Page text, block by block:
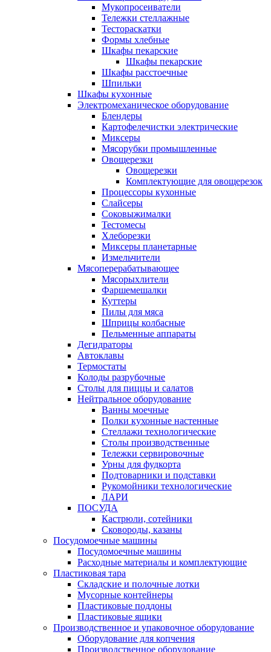
Мукопросеиватели
Тележки стеллажные
Тестораскатки
Формы хлебные
Шкафы пекарские
Шкафы пекарские
Шкафы расстоечные
Шпильки
Шкафы кухонные
Электромеханическое оборудование
Блендеры
Картофелечистки электрические
Миксеры
Мясорубки промышленные
Овощерезки
Овощерезки
Комплектующие для овощерезок
Процессоры кухонные
Слайсеры
Соковыжималки
Тестомесы
Хлеборезки
Миксеры планетарные
Измельчители
Мясоперерабатывающее
Мясорыхлители
Фаршемешалки
Куттеры
Пилы для мяса
Шприцы колбасные
Пельменные аппараты
Дегидраторы
Автоклавы
Термостаты
Колоды разрубочные
Столы для пиццы и салатов
Нейтральное оборудование
Ванны моечные
Полки кухонные настенные
Стеллажи технологические
Столы производственные
Тележки сервировочные
Урны для фудкорта
Подтоварники и подставки
Рукомойники технологические
ЛАРИ
ПОСУДА
Кастрюли, сотейники
Сковороды, казаны
Посудомоечные машины
Посудомоечные машины
Расходные материалы и комплектующие
Пластиковая тара
Складские и полочные лотки
Мусорные контейнеры
Пластиковые поддоны
Пластиковые ящики
Производственное и упаковочное оборудование
Оборудование для копчения
Производственное оборудование